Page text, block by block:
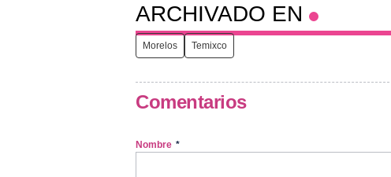
ARCHIVADO EN
Morelos Temixco
Comentarios
Nombre *